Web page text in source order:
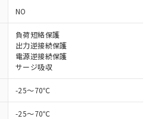
NO
負荷短絡保護
出力逆接続保護
電源逆接続保護
サージ吸収
-25～70℃
-25～70℃
いただき、同意のうえ
RoHS指令（10物質）の
品が提供可能な商品で
指令（10物質）の非含
に切り替える予定のある
RoHS指令（10物質）の
品で、対応品を出す予